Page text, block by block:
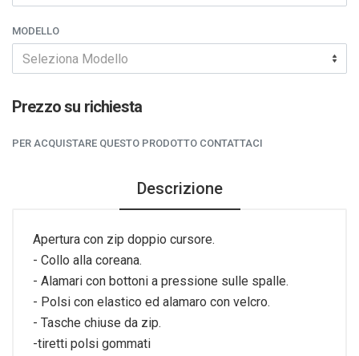
MODELLO
Seleziona Modello
Prezzo su richiesta
PER ACQUISTARE QUESTO PRODOTTO CONTATTACI
Descrizione
Apertura con zip doppio cursore.
- Collo alla coreana.
- Alamari con bottoni a pressione sulle spalle.
- Polsi con elastico ed alamaro con velcro.
- Tasche chiuse da zip.
-tiretti polsi gommati